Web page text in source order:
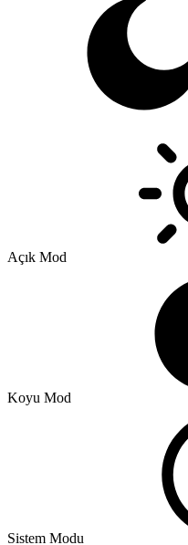
Açık Mod
Koyu Mod
Sistem Modu